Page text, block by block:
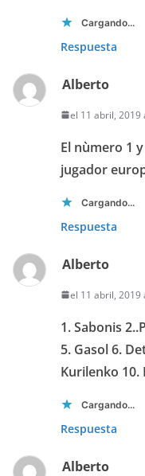
Cargando...
Respuesta
Alberto
el 11 abril, 2019
El nùmero 1
jugador
Cargando...
Respuesta
Alberto
el 11 abril, 2019
1. Sabonis
5. Gasol 6.
Kurilenko 10.
Cargando...
Respuesta
Alberto